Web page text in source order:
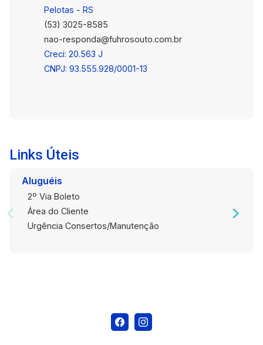
Pelotas - RS
(53) 3025-8585
nao-responda@fuhrosouto.com.br
Creci: 20.563 J
CNPJ: 93.555.928/0001-13
Links Úteis
Aluguéis
2º Via Boleto
Área do Cliente
Urgência Consertos/Manutenção